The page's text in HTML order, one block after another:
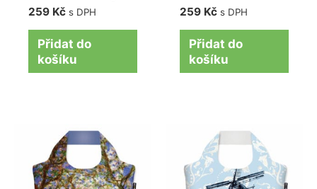
259 Kč s DPH
Přidat do
košíku
259 Kč s DPH
Přidat do
košíku